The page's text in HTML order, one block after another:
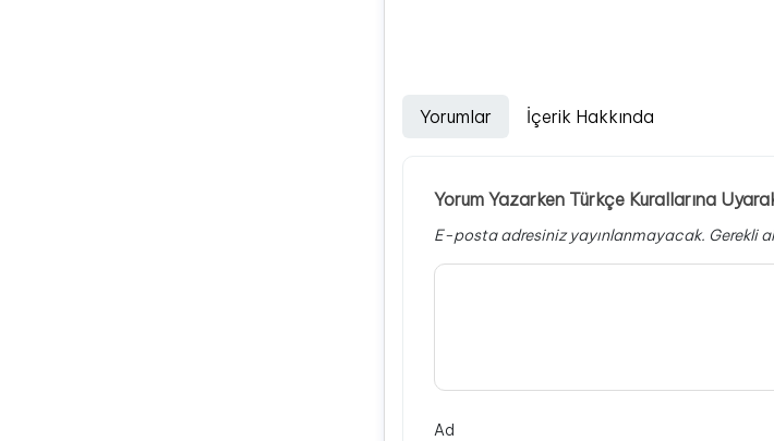
Yorumlar İçerik Hakkında
Yorum Yazarken Türkçe Kurallarına
E-posta adresiniz yayınlanmayacak. Gerekli
Ad